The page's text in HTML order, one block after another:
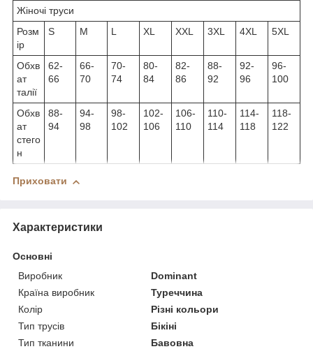
Жіночі труси
Розм
ір
S M L XL XXL 3XL 4XL 5XL
Обхв
ат
талії
62-
66
66-
70
70-
74
80-
84
82-
86
88-
92
92-
96
96-
100
Обхв
ат
стего
н
88-
94
94-
98
98-
102
102-
106
106-
110
110-
114
114-
118
118-
122
Приховати
Характеристики
Основні
Виробник
Dominant
Країна виробник
Туреччина
Колір
Різні кольори
Тип трусів
Бікіні
Тип тканини
Бавовна